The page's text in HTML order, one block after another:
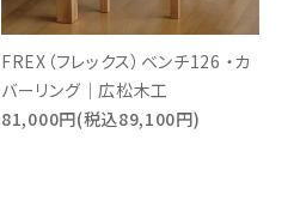
FREX（フレックス）ベンチ126 ・カ
バーリング｜広松木工
81,000円(税込89,100円)